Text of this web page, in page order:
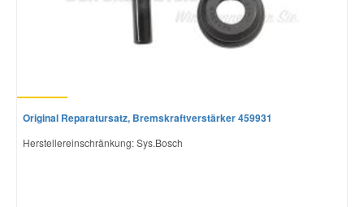
Original Reparatursatz, Bremskraftverstärker 459931
Herstellereinschränkung: Sys.Bosch